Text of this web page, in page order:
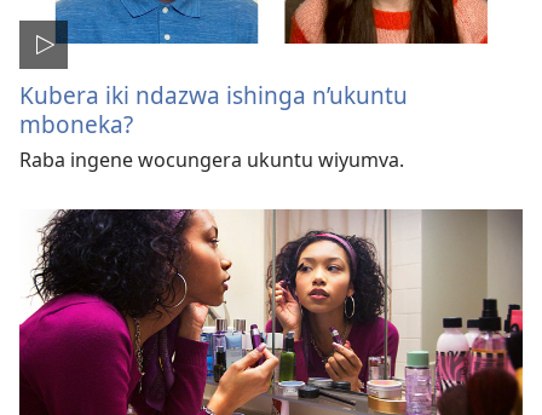
Kubera iki ndazwa ishinga n’ukuntu
mboneka?
Raba ingene wocungera ukuntu wiyumva.